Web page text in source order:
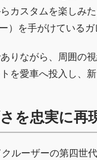
カスタムを楽しみ
を手がけているガ
りながら、周囲の
を愛車へ投入し、
を忠実に再
ルーザーの第四世